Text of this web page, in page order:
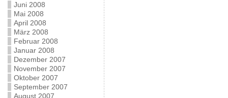
Juni 2008
Mai 2008
April 2008
März 2008
Februar 2008
Januar 2008
Dezember 2007
November 2007
Oktober 2007
September 2007
August 2007